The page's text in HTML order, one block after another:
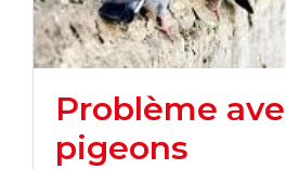
Problème
pigeons